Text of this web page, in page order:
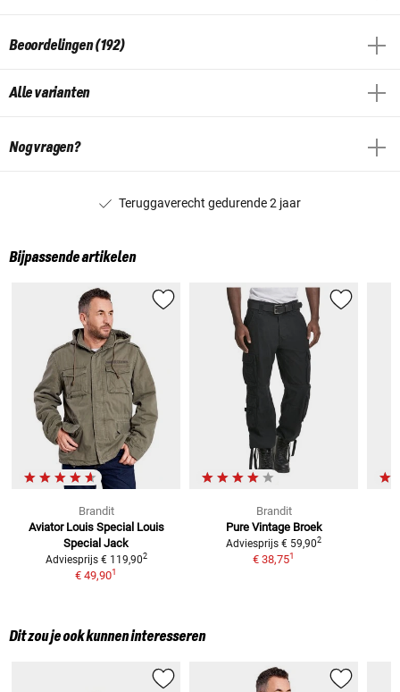
Beoordelingen (192)
Alle varianten
Nog vragen?
Teruggaverecht gedurende 2 jaar
Bijpassende artikelen
Brandit
Aviator Louis Special Louis
Special Jack
Adviesprijs € 119,902
€ 49,901
Brandit
Pure Vintage Broek
Adviesprijs € 59,902
€ 38,751
Dit zou je ook kunnen interesseren